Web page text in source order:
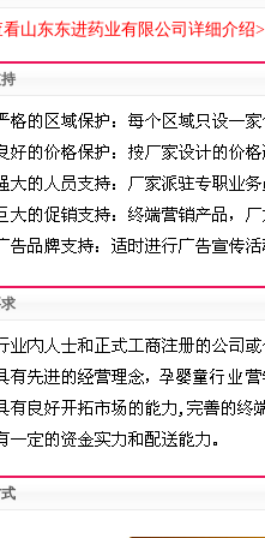
看山东东进药业有限公司详细介绍